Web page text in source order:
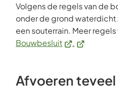
Volgens de regels van de
onder de grond waterdicht
een souterrain. Meer
Bouwbesluit(Verwijst
externe
. (Verwijst
externe
Afvoeren